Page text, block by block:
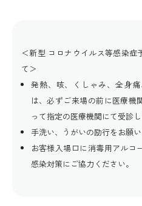
＜新型 コロナウイルス等感染症
て＞
発熱、咳、くしゃみ、全身
は、必ずご来場の前に医療機
って指定の医療機関にて受診し
手洗い、うがいの励行をお願い
お客様入場口に消毒用アルコ
感染対策にご協力ください。